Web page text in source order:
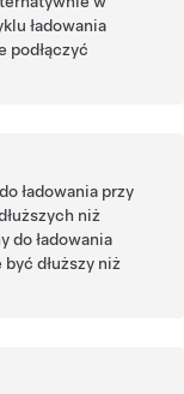
ładowania
podłączyć
ładowania przy
niż
do ładowania
dłuższy niż